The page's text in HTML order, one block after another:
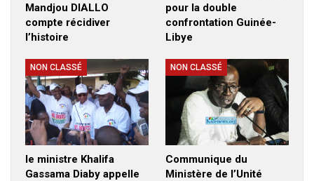
Mandjou DIALLO
compte récidiver
l’histoire
pour la double
confrontation Guinée-
Libye
NON CLASSÉ
le ministre Khalifa
Gassama Diaby appelle
NON CLASSÉ
Communique du
Ministère de l’Unité